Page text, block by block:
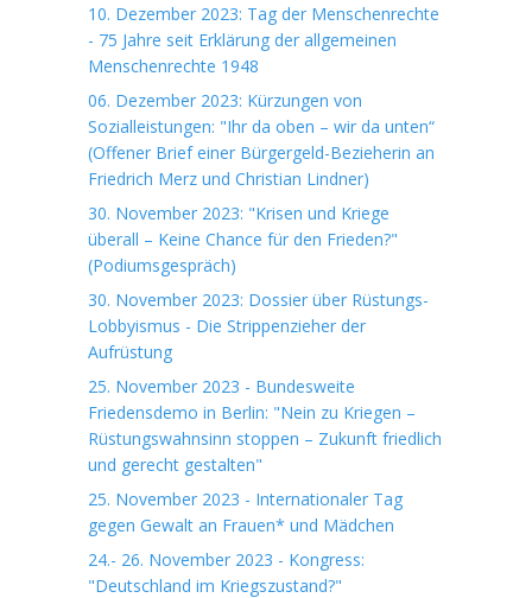
10. Dezember 2023: Tag der Menschenrechte
- 75 Jahre seit Erklärung der allgemeinen
Menschenrechte 1948
06. Dezember 2023: Kürzungen von
Sozialleistungen: "Ihr da oben – wir da unten“
(Offener Brief einer Bürgergeld-Bezieherin an
Friedrich Merz und Christian Lindner)
30. November 2023: "Krisen und Kriege
überall – Keine Chance für den Frieden?"
(Podiumsgespräch)
30. November 2023: Dossier über Rüstungs-
Lobbyismus - Die Strippenzieher der
Aufrüstung
25. November 2023 - Bundesweite
Friedensdemo in Berlin: "Nein zu Kriegen –
Rüstungswahnsinn stoppen – Zukunft friedlich
und gerecht gestalten"
25. November 2023 - Internationaler Tag
gegen Gewalt an Frauen* und Mädchen
24.- 26. November 2023 - Kongress:
"Deutschland im Kriegszustand?"